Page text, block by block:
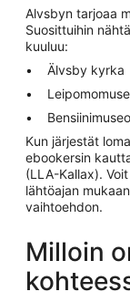
Alvsbyn tarjoaa
Suosittuihin
kuuluu:
Älvsby kyrka
Bensiinimuseo
Kun järjestät
ebookersin
(LLA-Kallax).
lähtöajan
vaihtoehdon.
Milloin